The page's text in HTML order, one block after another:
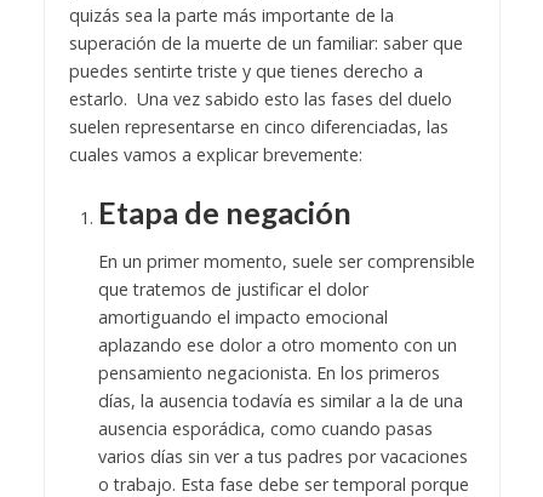
quizás sea la parte más importante de la
superación de la muerte de un familiar: saber que
puedes sentirte triste y que tienes derecho a
estarlo. Una vez sabido esto las fases del duelo
suelen representarse en cinco diferenciadas, las
cuales vamos a explicar brevemente:
Etapa de negación
En un primer momento, suele ser comprensible
que tratemos de justificar el dolor
amortiguando el impacto emocional
aplazando ese dolor a otro momento con un
pensamiento negacionista. En los primeros
días, la ausencia todavía es similar a la de una
ausencia esporádica, como cuando pasas
varios días sin ver a tus padres por vacaciones
o trabajo. Esta fase debe ser temporal porque